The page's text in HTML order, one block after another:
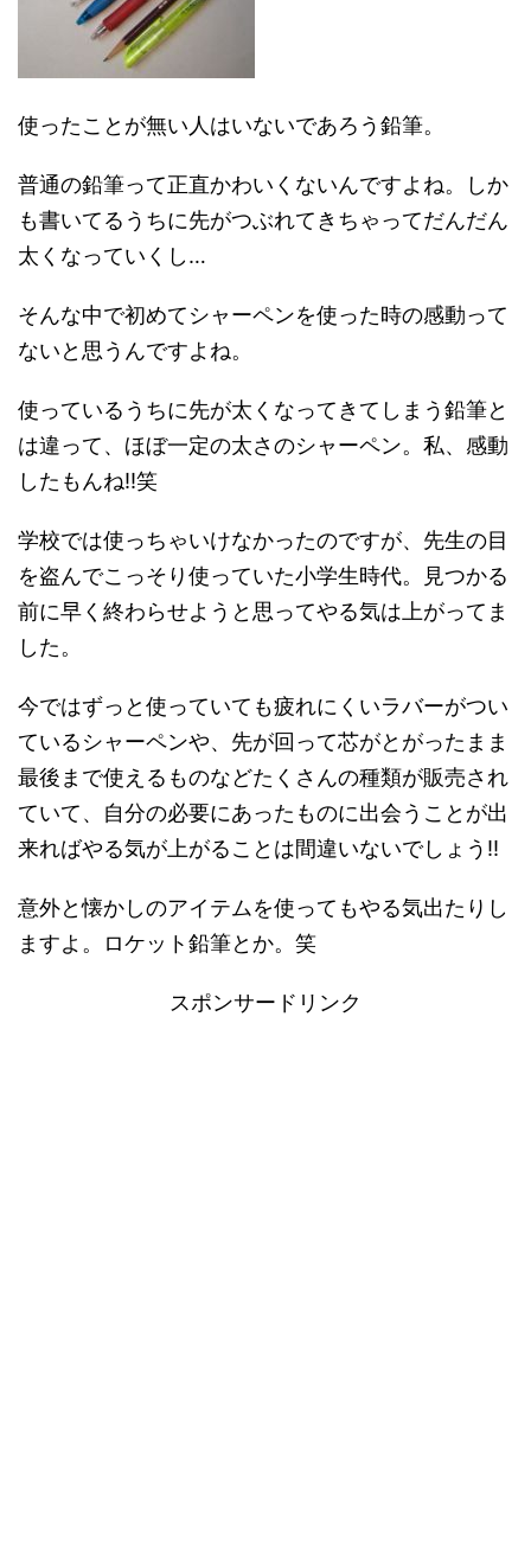
使ったことが無い人はいないであろう鉛筆。
普通の鉛筆って正直かわいくないんですよね。しか
も書いてるうちに先がつぶれてきちゃってだんだん
太くなっていくし…
そんな中で初めてシャーペンを使った時の感動って
ないと思うんですよね。
使っているうちに先が太くなってきてしまう鉛筆と
は違って、ほぼ一定の太さのシャーペン。私、感動
したもんね!!笑
学校では使っちゃいけなかったのですが、先生の目
を盗んでこっそり使っていた小学生時代。見つかる
前に早く終わらせようと思ってやる気は上がってま
した。
今ではずっと使っていても疲れにくいラバーがつい
ているシャーペンや、先が回って芯がとがったまま
最後まで使えるものなどたくさんの種類が販売され
ていて、自分の必要にあったものに出会うことが出
来ればやる気が上がることは間違いないでしょう!!
意外と懐かしのアイテムを使ってもやる気出たりし
ますよ。ロケット鉛筆とか。笑
スポンサードリンク